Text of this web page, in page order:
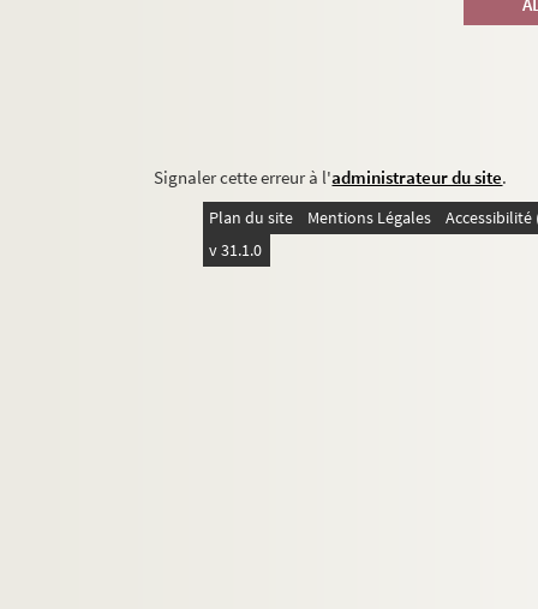
Signaler cette erreur à l'administrateur du site.
Plan du site Mentions Légales
v 31.1.0